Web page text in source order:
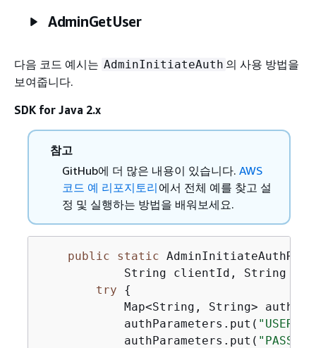
AdminGetUser
다음 코드 예시는 AdminInitiateAuth 의 사용 방법을
보여줍니다.
SDK for Java 2.x
참고
GitHub에 더 많은 내용이 있습니다. AWS
코드 예 리포지토리 에서 전체 예를 찾고 설
정 및 실행하는 방법을 배워보세요.
public static
String clientId, String
try
{
Map<String, String>
            authParameters.put(
            authParameters.put(